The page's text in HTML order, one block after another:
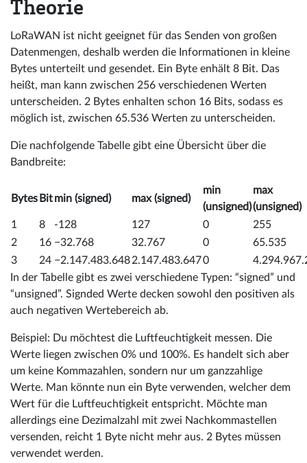
Theorie
LoRaWAN ist nicht geeignet für das Senden von großen
Datenmengen, deshalb werden die Informationen in kleine
Bytes unterteilt und gesendet. Ein Byte enhält 8 Bit. Das
heißt, man kann zwischen 256 verschiedenen Werten
unterscheiden. 2 Bytes enhalten schon 16 Bits, sodass es
möglich ist, zwischen 65.536 Werten zu unterscheiden.
Die nachfolgende Tabelle gibt eine Übersicht über die
Bandbreite:
Bytes Bitmin (signed) max (signed)
min
(unsigned)
max
(unsigned)
1
8 -128 127 0
255
2
16 −32.768 32.767 0
65.535
3
24 −2.147.483.6482.147.483.6470
In der Tabelle gibt es zwei verschiedene Typen: “signed” und
“unsigned”. Signded Werte decken sowohl den positiven als
auch negativen Wertebereich ab.
Beispiel: Du möchtest die Luftfeuchtigkeit messen. Die
Werte liegen zwischen 0% und 100%. Es handelt sich aber
um keine Kommazahlen, sondern nur um ganzzahlige
Werte. Man könnte nun ein Byte verwenden, welcher dem
Wert für die Luftfeuchtigkeit entspricht. Möchte man
allerdings eine Dezimalzahl mit zwei Nachkommastellen
versenden, reicht 1 Byte nicht mehr aus. 2 Bytes müssen
verwendet werden.